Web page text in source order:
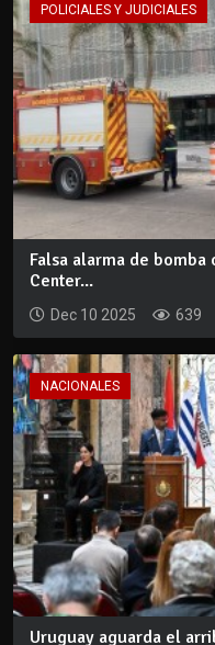
POLICIALES Y JUDICIALES
Falsa alarma de
Center...
Dec 10 2025 639
NACIONALES
Uruguay aguarda el